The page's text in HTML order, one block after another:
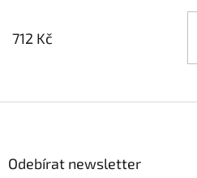
712 Kč
Odebírat newsletter